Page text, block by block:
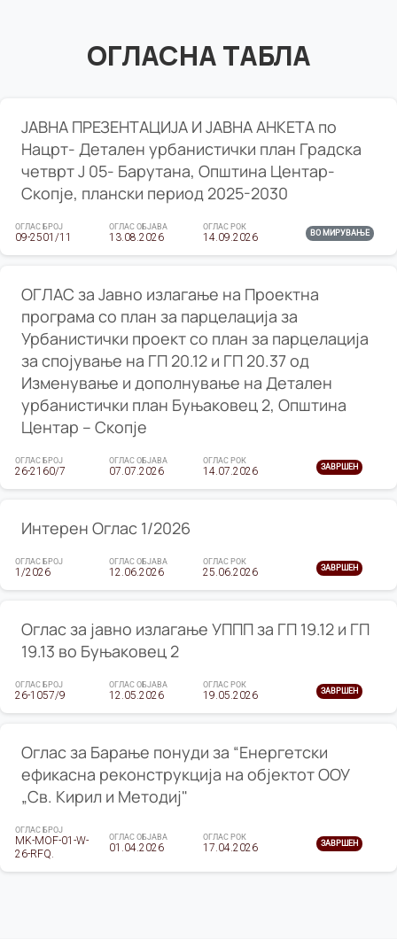
ОГЛАСНА ТАБЛА
ЈАВНА ПРЕЗЕНТАЦИЈА И ЈАВНА АНКЕТА по
Нацрт- Детален урбанистички план Градска
четврт Ј 05- Барутана, Општина Центар-
Скопје, плански период 2025-2030
ОГЛАС БРОЈ
09-2501/11
ОГЛАС ОБЈАВА
13.08.2026
ОГЛАС РОК
14.09.2026 ВО МИРУВАЊЕ
ОГЛАС за Јавно излагање на Проектна
програма со план за парцелација за
Урбанистички проект со план за парцелација
за спојување на ГП 20.12 и ГП 20.37 од
Изменување и дополнување на Детален
урбанистички план Буњаковец 2, Општина
Центар – Скопје
ОГЛАС БРОЈ
26-2160/7
ОГЛАС ОБЈАВА
07.07.2026
ОГЛАС РОК
14.07.2026 ЗАВРШЕН
Интерен Оглас 1/2026
ОГЛАС БРОЈ
1/2026
ОГЛАС ОБЈАВА
12.06.2026
ОГЛАС РОК
25.06.2026 ЗАВРШЕН
Оглас за јавно излагање УППП за ГП 19.12 и ГП
19.13 во Буњаковец 2
ОГЛАС БРОЈ
26-1057/9
ОГЛАС ОБЈАВА
12.05.2026
ОГЛАС РОК
19.05.2026 ЗАВРШЕН
Оглас за Барање понуди за “Енергетски
ефикасна реконструкција на објектот ООУ
„Св. Кирил и Методиј"
ОГЛАС БРОЈ
MK-MOF-01-W-
26-RFQ.
ОГЛАС ОБЈАВА
01.04.2026
ОГЛАС РОК
17.04.2026 ЗАВРШЕН